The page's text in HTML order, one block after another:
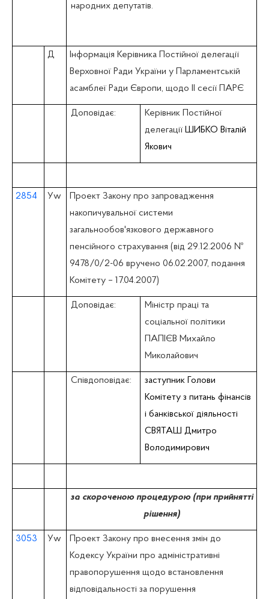
народних депутатів.
Д
Інформація Керівника Постійної делегації
Верховної Ради України у Парламентській
асамблеї Ради Європи, щодо II сесії ПАРЄ
Доповідає:
Керівник Постійної
делегації ШИБКО Віталій
Якович
2854 Уw
Проект Закону про запровадження
накопичувальної системи
загальнообов'язкового державного
пенсійного страхування (вiд 29.12.2006 №
9478/0/2-06 вручено 06.02.2007, подання
Комітету – 17.04.2007)
Доповідає:
Міністр праці та
соціальної політики
ПАПІЄВ Михайло
Миколайович
Співдоповідає:
заступник Голови
Комітету з питань фiнансiв
i банківської діяльності
СВЯТАШ Дмитро
Володимирович
за скороченою процедурою (при прийнятті
рішення)
3053 Уw
Проект Закону про внесення змін до
Кодексу України про адміністративні
правопорушення щодо встановлення
відповідальності за порушення